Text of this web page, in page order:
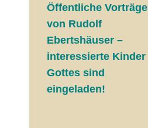
Öffentliche Vorträge
von Rudolf
Ebertshäuser –
interessierte Kinder
Gottes sind
eingeladen!